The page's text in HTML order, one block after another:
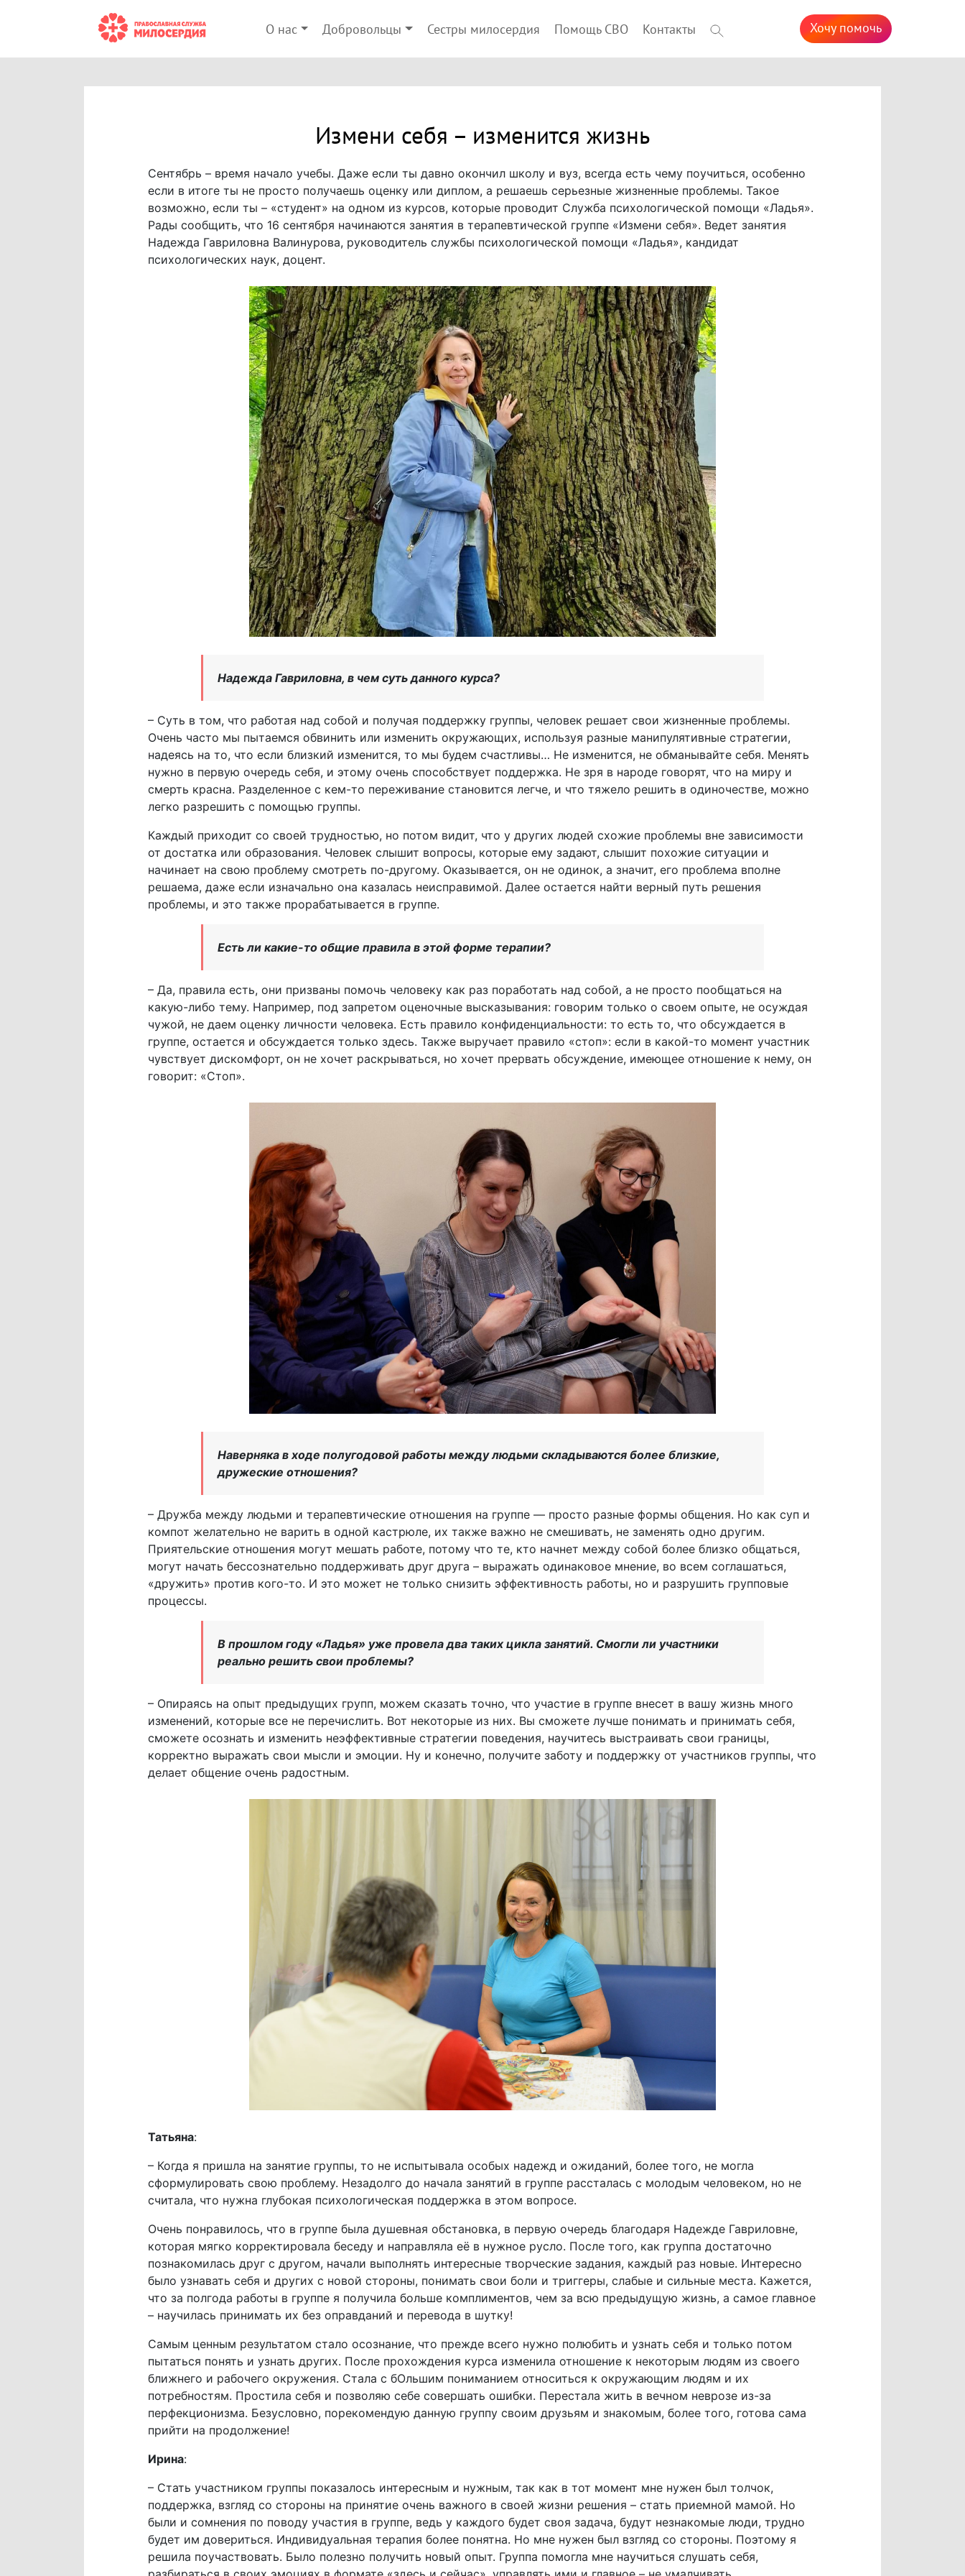
О нас Добровольцы Сестры милосердия Помощь СВО Контакты Хочу помочь
Измени себя – изменится жизнь
Сентябрь – время начало учебы. Даже если ты давно окончил школу и вуз, всегда есть чему поучиться, особенно
если в итоге ты не просто получаешь оценку или диплом, а решаешь серьезные жизненные проблемы. Такое
возможно, если ты – «студент» на одном из курсов, которые проводит Служба психологической помощи «Ладья».
Рады сообщить, что 16 сентября начинаются занятия в терапевтической группе «Измени себя». Ведет занятия
Надежда Гавриловна Валинурова, руководитель службы психологической помощи «Ладья», кандидат
психологических наук, доцент.
Надежда Гавриловна, в чем суть данного курса?
– Суть в том, что работая над собой и получая поддержку группы, человек решает свои жизненные проблемы.
Очень часто мы пытаемся обвинить или изменить окружающих, используя разные манипулятивные стратегии,
надеясь на то, что если близкий изменится, то мы будем счастливы… Не изменится, не обманывайте себя. Менять
нужно в первую очередь себя, и этому очень способствует поддержка. Не зря в народе говорят, что на миру и
смерть красна. Разделенное с кем-то переживание становится легче, и что тяжело решить в одиночестве, можно
легко разрешить с помощью группы.
Каждый приходит со своей трудностью, но потом видит, что у других людей схожие проблемы вне зависимости
от достатка или образования. Человек слышит вопросы, которые ему задают, слышит похожие ситуации и
начинает на свою проблему смотреть по-другому. Оказывается, он не одинок, а значит, его проблема вполне
решаема, даже если изначально она казалась неисправимой. Далее остается найти верный путь решения
проблемы, и это также прорабатывается в группе.
Есть ли какие-то общие правила в этой форме терапии?
– Да, правила есть, они призваны помочь человеку как раз поработать над собой, а не просто пообщаться на
какую-либо тему. Например, под запретом оценочные высказывания: говорим только о своем опыте, не осуждая
чужой, не даем оценку личности человека. Есть правило конфиденциальности: то есть то, что обсуждается в
группе, остается и обсуждается только здесь. Также выручает правило «стоп»: если в какой-то момент участник
чувствует дискомфорт, он не хочет раскрываться, но хочет прервать обсуждение, имеющее отношение к нему, он
говорит: «Стоп».
Наверняка в ходе полугодовой работы между людьми складываются более близкие,
дружеские отношения?
– Дружба между людьми и терапевтические отношения на группе — просто разные формы общения. Но как суп и
компот желательно не варить в одной кастрюле, их также важно не смешивать, не заменять одно другим.
Приятельские отношения могут мешать работе, потому что те, кто начнет между собой более близко общаться,
могут начать бессознательно поддерживать друг друга – выражать одинаковое мнение, во всем соглашаться,
«дружить» против кого-то. И это может не только снизить эффективность работы, но и разрушить групповые
процессы.
В прошлом году «Ладья» уже провела два таких цикла занятий. Смогли ли участники
реально решить свои проблемы?
– Опираясь на опыт предыдущих групп, можем сказать точно, что участие в группе внесет в вашу жизнь много
изменений, которые все не перечислить. Вот некоторые из них. Вы сможете лучше понимать и принимать себя,
сможете осознать и изменить неэффективные стратегии поведения, научитесь выстраивать свои границы,
корректно выражать свои мысли и эмоции. Ну и конечно, получите заботу и поддержку от участников группы, что
делает общение очень радостным.
Татьяна:
– Когда я пришла на занятие группы, то не испытывала особых надежд и ожиданий, более того, не могла
сформулировать свою проблему. Незадолго до начала занятий в группе рассталась с молодым человеком, но не
считала, что нужна глубокая психологическая поддержка в этом вопросе.
Очень понравилось, что в группе была душевная обстановка, в первую очередь благодаря Надежде Гавриловне,
которая мягко корректировала беседу и направляла её в нужное русло. После того, как группа достаточно
познакомилась друг с другом, начали выполнять интересные творческие задания, каждый раз новые. Интересно
было узнавать себя и других с новой стороны, понимать свои боли и триггеры, слабые и сильные места. Кажется,
что за полгода работы в группе я получила больше комплиментов, чем за всю предыдущую жизнь, а самое главное
– научилась принимать их без оправданий и перевода в шутку!
Самым ценным результатом стало осознание, что прежде всего нужно полюбить и узнать себя и только потом
пытаться понять и узнать других. После прохождения курса изменила отношение к некоторым людям из своего
ближнего и рабочего окружения. Стала с бОльшим пониманием относиться к окружающим людям и их
потребностям. Простила себя и позволяю себе совершать ошибки. Перестала жить в вечном неврозе из-за
перфекционизма. Безусловно, порекомендую данную группу своим друзьям и знакомым, более того, готова сама
прийти на продолжение!
Ирина:
– Стать участником группы показалось интересным и нужным, так как в тот момент мне нужен был толчок,
поддержка, взгляд со стороны на принятие очень важного в своей жизни решения – стать приемной мамой. Но
были и сомнения по поводу участия в группе, ведь у каждого будет своя задача, будут незнакомые люди, трудно
будет им довериться. Индивидуальная терапия более понятна. Но мне нужен был взгляд со стороны. Поэтому я
решила поучаствовать. Было полезно получить новый опыт. Группа помогла мне научиться слушать себя,